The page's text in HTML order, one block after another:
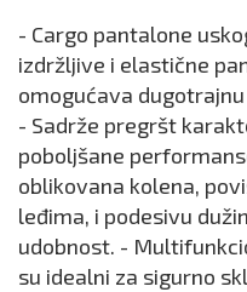
- Cargo pantalone
izdržljive i elastične
omogućava
- Sadrže pregršt
poboljšane
oblikovana kolena,
leđima, i podesivu
udobnost. -
su idealni za sigurno